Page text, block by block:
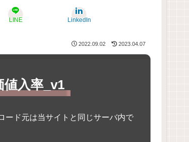
LINE
LinkedIn
2022.09.02 2023.04.07
値入率_v1
ード元は当サイトと同じサーバ内で